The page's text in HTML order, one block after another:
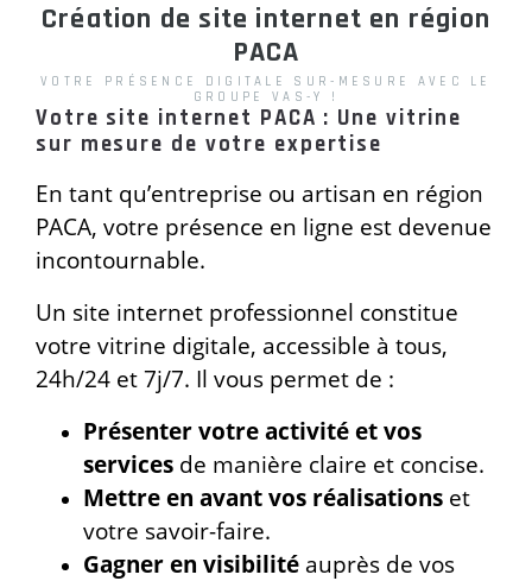
Création de site internet en région
PACA
VOTRE PRÉSENCE DIGITALE SUR-MESURE AVEC LE
GROUPE VAS-Y !
Votre site internet PACA : Une vitrine
sur mesure de votre expertise
En tant qu’entreprise ou artisan en région
PACA, votre présence en ligne est devenue
incontournable.
Un site internet professionnel constitue
votre vitrine digitale, accessible à tous,
24h/24 et 7j/7. Il vous permet de :
Présenter votre activité et vos
services de manière claire et concise.
Mettre en avant vos réalisations et
votre savoir-faire.
Gagner en visibilité auprès de vos